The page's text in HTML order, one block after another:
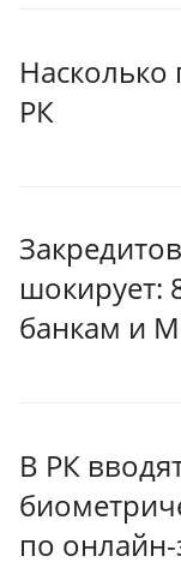
РК
шокирует:
банкам и
В РК
по